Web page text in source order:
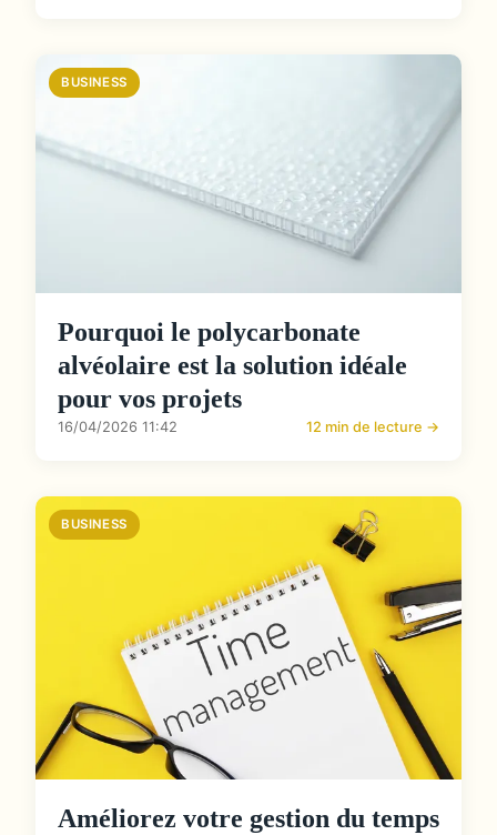
BUSINESS
Pourquoi le polycarbonate
alvéolaire est la solution idéale
pour vos projets
16/04/2026 11:42 12 min de lecture →
BUSINESS
Améliorez votre gestion du temps